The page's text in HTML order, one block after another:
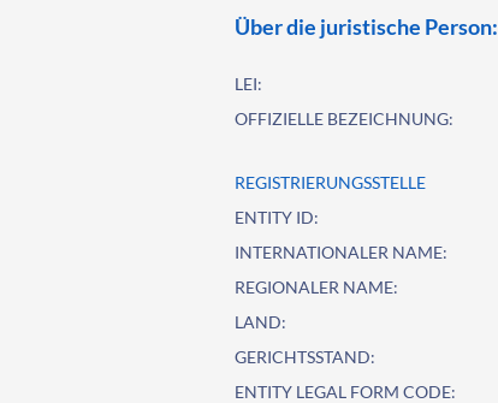
Über die juristische Person:
LEI:
OFFIZIELLE BEZEICHNUNG:
REGISTRIERUNGSSTELLE
ENTITY ID:
INTERNATIONALER NAME:
REGIONALER NAME:
LAND:
GERICHTSSTAND:
ENTITY LEGAL FORM CODE: